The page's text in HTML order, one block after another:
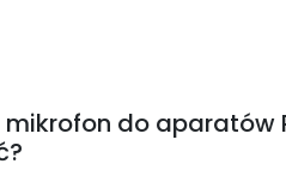
mikrofon do aparatów